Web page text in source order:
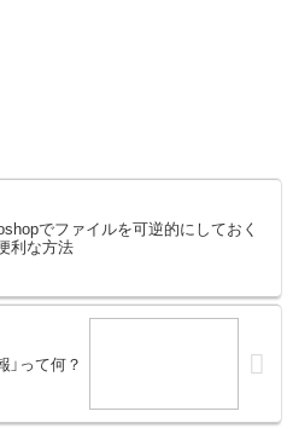
でファイルを可逆的にしておく
利な方法
」って何？